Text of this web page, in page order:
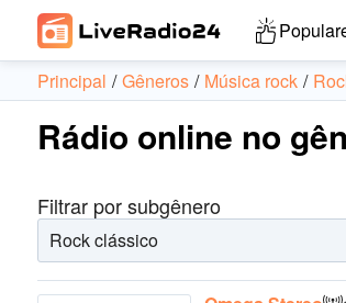
Principal Gêneros Música rock
Rádio online no
Filtrar por subgênero
Rock clássico